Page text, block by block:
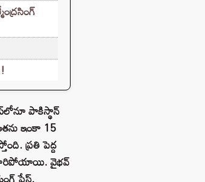
పాకిస్థాన్
ఇంకా 15
ప్రతి పెద్ద
మారిపోయాయి. వైభవ్